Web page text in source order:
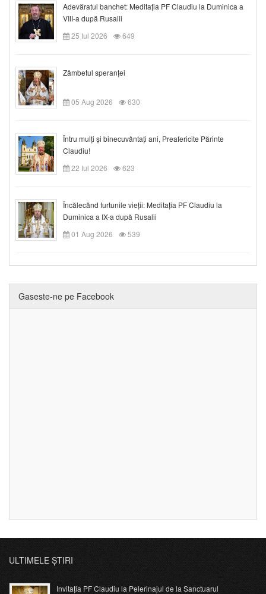
Adevăratul banchet: Meditația PF Claudiu la Duminica a
VIII-a după Rusalii
25 Iul 2026
649
Zâmbetul speranței
05 Aug 2026 630
Întru mulți și binecuvântați ani, Preafericite Părinte
Claudiu!
22 Iul 2026
623
Încălecând furtunile vieții: Meditația PF Claudiu la
Duminica a IX-a după Rusalii
01 Aug 2026
539
Gaseste-ne pe Facebook
ULTIMELE ȘTIRI
Invitația PF Claudiu la Pelerinajul de la Sanctuarul